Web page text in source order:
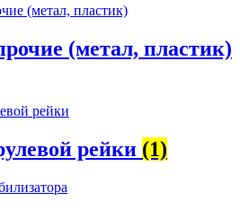
(метал, пластик)
рейки (1)